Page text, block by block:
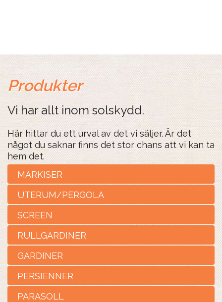
Produkter
Vi har allt inom solskydd.
Här hittar du ett urval av det vi säljer. Är det
något du saknar finns det stor chans att vi kan ta
MARKISER
UTERUM/PERGOLA
SCREEN
RULLGARDINER
GARDINER
PERSIENNER
PARASOLL